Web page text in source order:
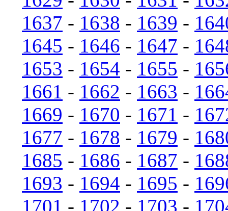
1637 - 1638 - 1639 -
1645 - 1646 - 1647 -
1653 - 1654 - 1655 -
1661 - 1662 - 1663 -
1669 - 1670 - 1671 -
1677 - 1678 - 1679 -
1685 - 1686 - 1687 -
1693 - 1694 - 1695 -
1701 - 1702 - 1703 -